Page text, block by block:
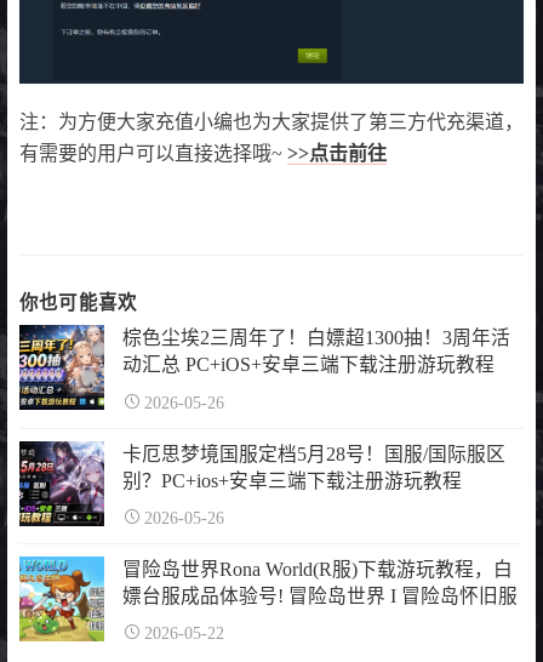
注：为方便大家充值小编也为大家提供了第三方代充渠道，
有需要的用户可以直接选择哦~ >>点击前往
你也可能喜欢
棕色尘埃2三周年了！白嫖超1300抽！3周年活
动汇总 PC+iOS+安卓三端下载注册游玩教程
2026-05-26
卡厄思梦境国服定档5月28号！国服/国际服区
别？PC+ios+安卓三端下载注册游玩教程
2026-05-26
冒险岛世界Rona World(R服)下载游玩教程，白
嫖台服成品体验号! 冒险岛世界 I 冒险岛怀旧服
2026-05-22